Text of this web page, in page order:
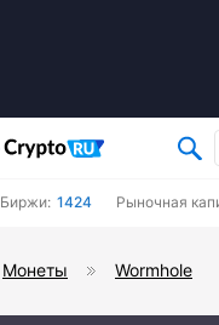
Биржи: 1424 Рыночная
Монеты Wormhole